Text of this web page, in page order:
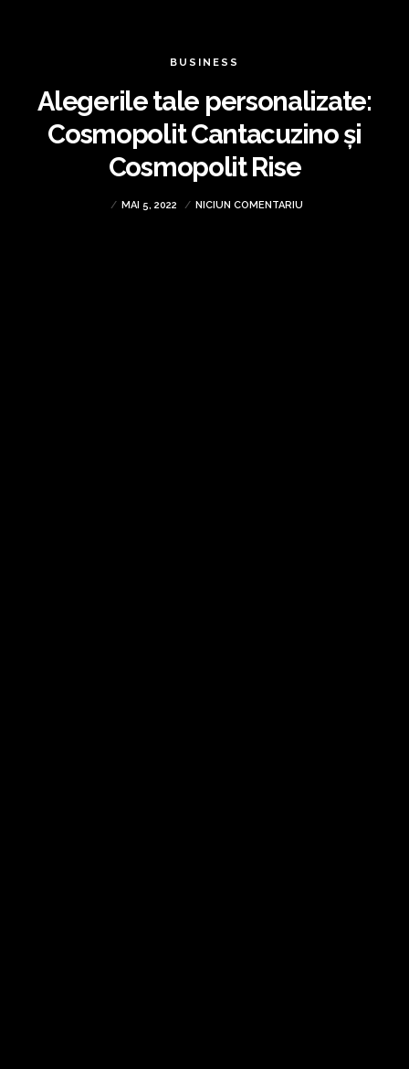
BUSINESS
Alegerile tale personalizate:
Cosmopolit Cantacuzino și
Cosmopolit Rise
MAI 5, 2022 NICIUN COMENTARIU